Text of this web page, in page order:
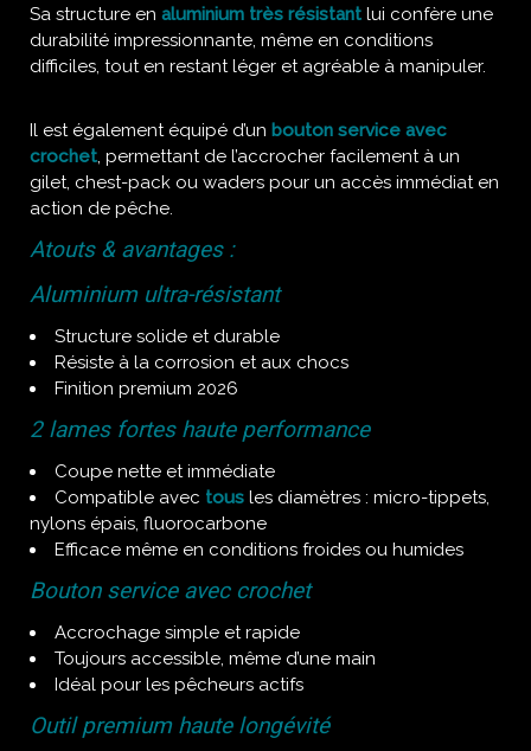
Sa structure en aluminium très résistant lui confère une
durabilité impressionnante, même en conditions
difficiles, tout en restant léger et agréable à manipuler.
Il est également équipé d’un bouton service avec
crochet, permettant de l’accrocher facilement à un
gilet, chest-pack ou waders pour un accès immédiat en
action de pêche.
Atouts & avantages :
Aluminium ultra-résistant
Structure solide et durable
Résiste à la corrosion et aux chocs
Finition premium 2026
2 lames fortes haute performance
Coupe nette et immédiate
Compatible avec tous les diamètres : micro-tippets,
nylons épais, fluorocarbone
Efficace même en conditions froides ou humides
Bouton service avec crochet
Accrochage simple et rapide
Toujours accessible, même d’une main
Idéal pour les pêcheurs actifs
Outil premium haute longévité